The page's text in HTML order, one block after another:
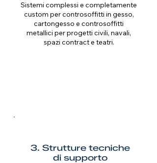
Sistemi complessi e completamente
custom per controsoffitti in gesso,
cartongesso e controsoffitti
metallici per progetti civili, navali,
spazi contract e teatri.
3. Strutture tecniche
di supporto